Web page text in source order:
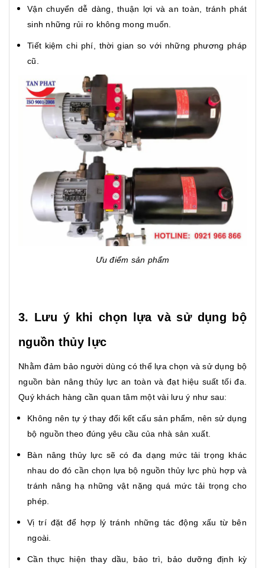
Vận chuyển dễ dàng, thuận lợi và an toàn, tránh phát
sinh những rủi ro không mong muốn.
Tiết kiệm chi phí, thời gian so với những phương pháp
cũ.
Ưu điểm sản phẩm
3. Lưu ý khi chọn lựa và sử dụng bộ
nguồn thủy lực
Nhằm đảm bảo người dùng có thể lựa chọn và sử dụng bộ
nguồn bàn nâng thủy lực an toàn và đạt hiệu suất tối đa.
Quý khách hàng cần quan tâm một vài lưu ý như sau:
Không nên tự ý thay đổi kết cấu sản phẩm, nên sử dụng
bộ nguồn theo đúng yêu cầu của nhà sản xuất.
Bàn nâng thủy lực sẽ có đa dạng mức tải trọng khác
nhau do đó cần chọn lựa bộ nguồn thủy lực phù hợp và
tránh nâng hạ những vật nặng quá mức tải trọng cho
phép.
Vị trí đặt để hợp lý tránh những tác động xấu từ bên
ngoài.
Cần thực hiện thay dầu, bảo trì, bảo dưỡng định kỳ